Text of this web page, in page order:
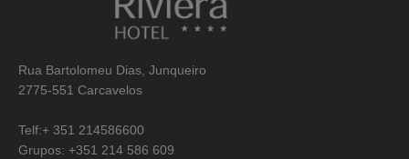
Rua Bartolomeu Dias, Junqueiro
2775-551 Carcavelos
Telf:+ 351 214586600
Grupos: +351 214 586 609